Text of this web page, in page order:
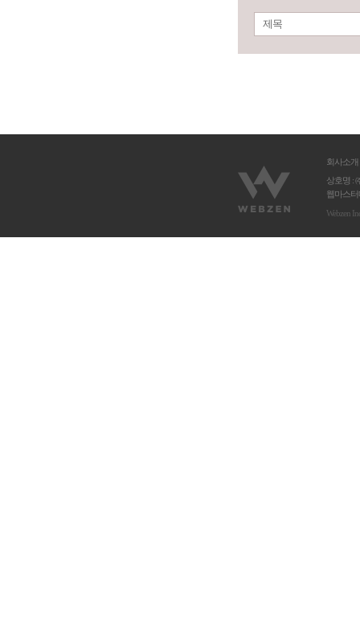
제목
회사소개
상호명 :
웹마스
Webzen